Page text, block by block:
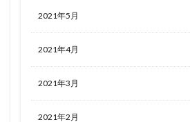
2021年5月
2021年4月
2021年3月
2021年2月